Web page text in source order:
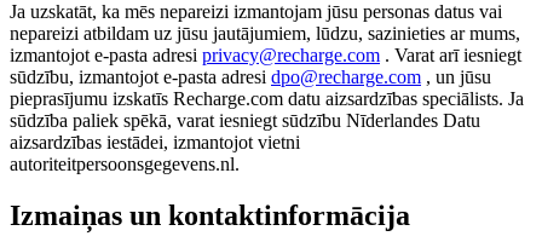
Ja uzskatāt, ka mēs nepareizi izmantojam jūsu personas datus vai
nepareizi atbildam uz jūsu jautājumiem, lūdzu, sazinieties ar mums,
izmantojot e-pasta adresi privacy@recharge.com . Varat arī iesniegt
sūdzību, izmantojot e-pasta adresi dpo@recharge.com , un jūsu
pieprasījumu izskatīs Recharge.com datu aizsardzības speciālists. Ja
sūdzība paliek spēkā, varat iesniegt sūdzību Nīderlandes Datu
aizsardzības iestādei, izmantojot vietni
autoriteitpersoonsgegevens.nl.
Izmaiņas un kontaktinformācija